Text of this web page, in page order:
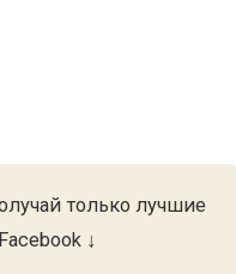
только лучшие
↓